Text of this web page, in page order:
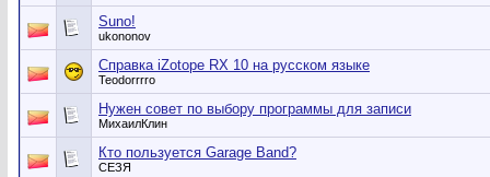
Suno!
ukononov
Справка iZotope RX 10 на русском языке
Teodorrrro
Нужен совет по выбору программы для записи
МихаилКлин
Кто пользуется Garage Band?
СЕЗЯ